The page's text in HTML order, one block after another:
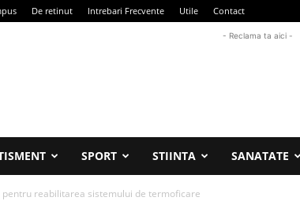
De retinut Intrebari Frecvente Utile Contact
- Reclama ta aici -
SPORT STIINTA SANATATE
reabilitarea sistemului de termoficare